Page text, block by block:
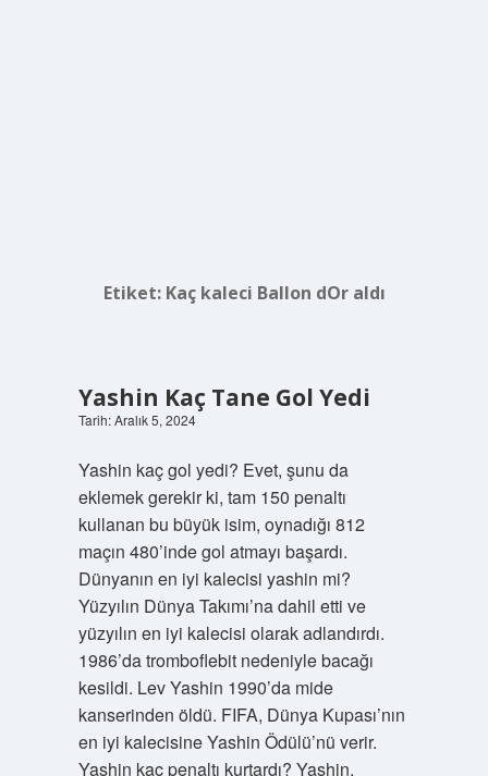
Etiket: Kaç kaleci Ballon dOr aldı
Yashin Kaç Tane Gol Yedi
Tarih: Aralık 5, 2024
Yashin kaç gol yedi? Evet, şunu da
eklemek gerekir ki, tam 150 penaltı
kullanan bu büyük isim, oynadığı 812
maçın 480’inde gol atmayı başardı.
Dünyanın en iyi kalecisi yashin mi?
Yüzyılın Dünya Takımı’na dahil etti ve
yüzyılın en iyi kalecisi olarak adlandırdı.
1986’da tromboflebit nedeniyle bacağı
kesildi. Lev Yashin 1990’da mide
kanserinden öldü. FIFA, Dünya Kupası’nın
en iyi kalecisine Yashin Ödülü’nü verir.
Yashin kaç penaltı kurtardı? Yashin,